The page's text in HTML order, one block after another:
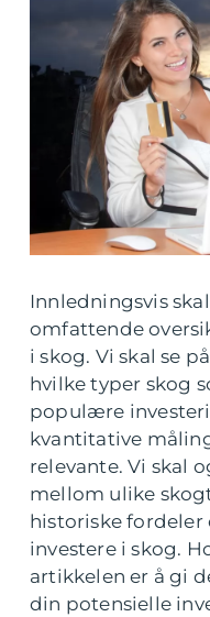
Innledningsvis
omfattende
i skog. Vi skal se
hvilke typer skog
populære
kvantitative
relevante. Vi skal
mellom ulike
historiske fordeler
investere i skog.
artikkelen er å gi
din potensielle